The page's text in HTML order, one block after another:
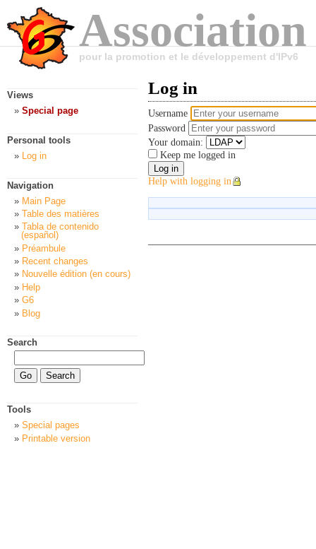
pour la promotion et le développement d'IPv6
Log in
Username
Password
Your domain:
Keep me logged in
Help with logging in
Views
Special page
Personal tools
Log in
Navigation
Main Page
Table des matières
Tabla de contenido
(español)
Préambule
Recent changes
Nouvelle édition (en cours)
Help
G6
Blog
Search
Tools
Special pages
Printable version